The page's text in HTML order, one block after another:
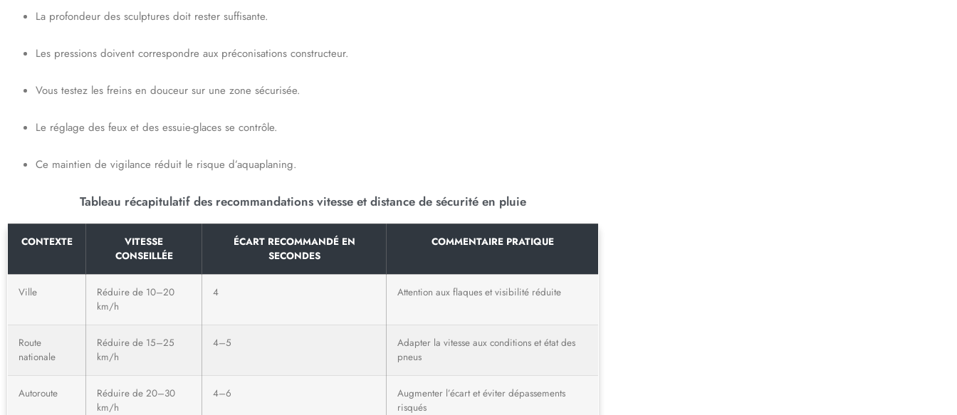
La profondeur des sculptures doit rester suffisante.
Les pressions doivent correspondre aux préconisations constructeur.
Vous testez les freins en douceur sur une zone sécurisée.
Le réglage des feux et des essuie-glaces se contrôle.
Ce maintien de vigilance réduit le risque d’aquaplaning.
Tableau récapitulatif des recommandations vitesse et distance de sécurité en pluie
CONTEXTE
VITESSE
CONSEILLÉE
ÉCART RECOMMANDÉ EN
SECONDES
COMMENTAIRE PRATIQUE
Ville
Réduire de 10–20
km/h
4 Attention aux flaques et visibilité réduite
Route
nationale
Réduire de 15–25
km/h
4–5
Adapter la vitesse aux conditions et état des
pneus
Autoroute
Réduire de 20–30
km/h
4–6
Augmenter l’écart et éviter dépassements
risqués